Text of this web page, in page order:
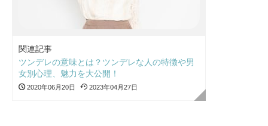
関連記事
ツンデレの意味とは？ツンデレな人の特徴や男
女別心理、魅力を大公開！
2020年06月20日 2023年04月27日